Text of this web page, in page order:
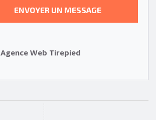
Agence Web Tirepied